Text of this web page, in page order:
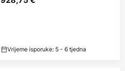
Vrijeme isporuke: 5 - 6 tjedna